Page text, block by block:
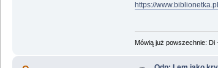
https://
Mówią już powszechnie: Di -